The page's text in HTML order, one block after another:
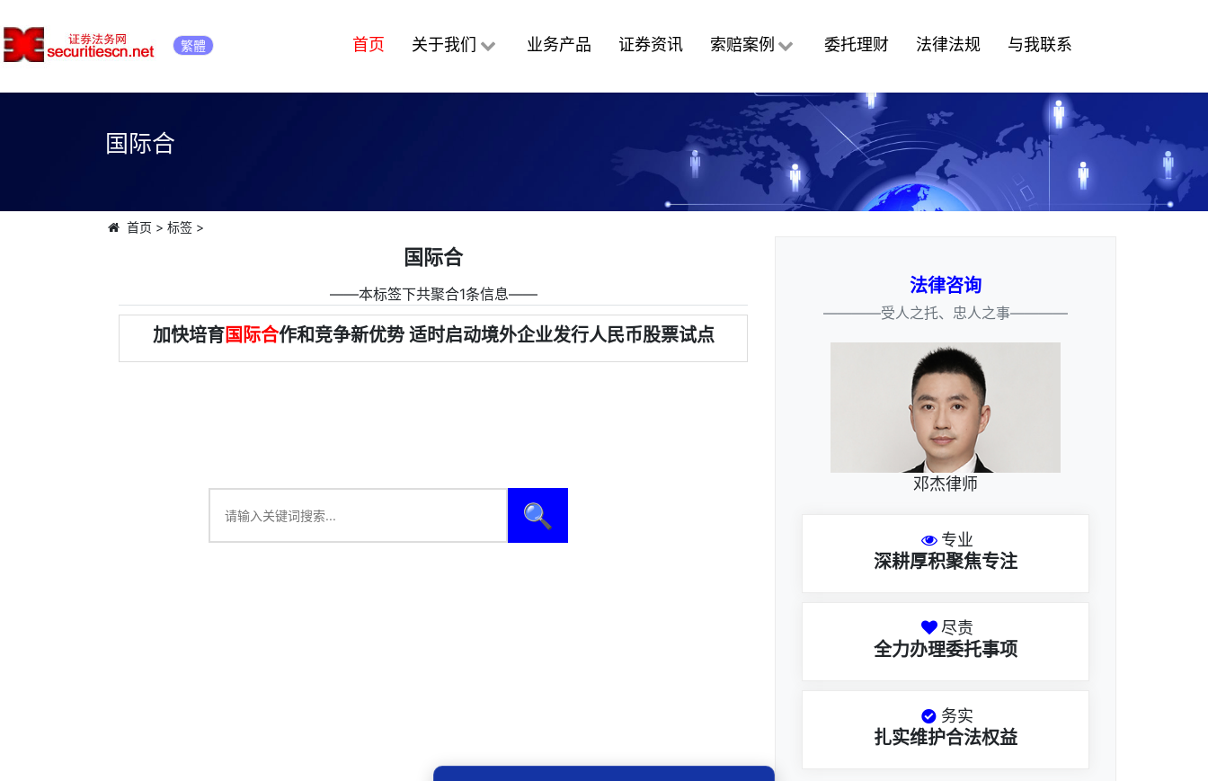
繁體 首页 关于我们 业务产品 证券资讯 索赔案例 委托理财 法律法规 与我联系
国际合
首页 > 标签>
国际合
――本标签下共聚合1条信息――
加快培育国际合作和竞争新优势 适时启动境外企业发行人民币股票试点
🔍
法律咨询
————受人之托、忠人之事————
邓杰律师
专业
深耕厚积聚焦专注
尽责
全力办理委托事项
务实
扎实维护合法权益